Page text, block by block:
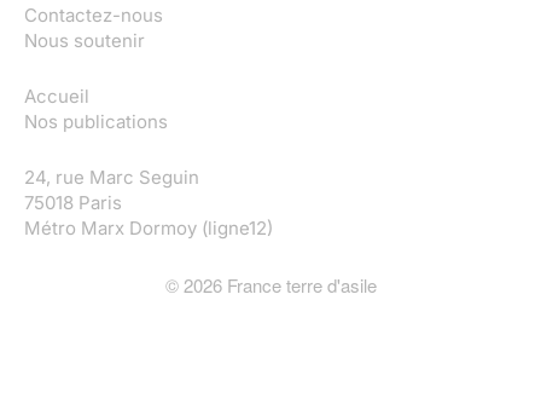
Contactez-nous
Nous soutenir
Accueil
Nos publications
24, rue Marc Seguin
75018 Paris
Métro Marx Dormoy (ligne12)
© 2026France terre d'asile